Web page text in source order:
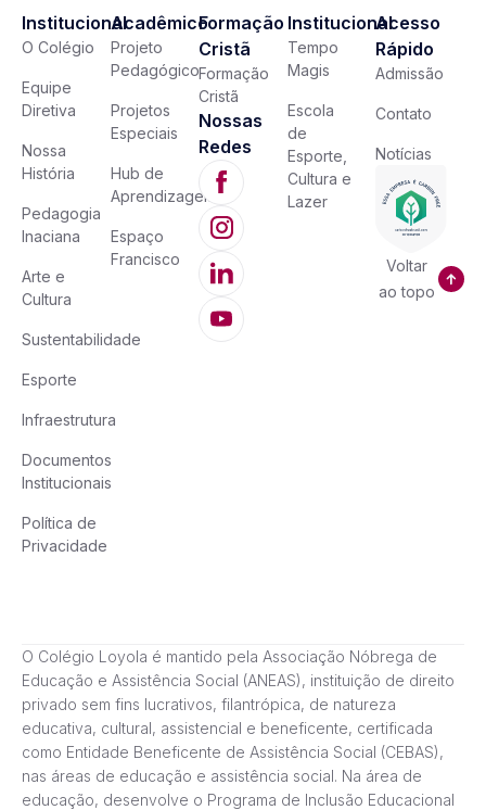
Institucional
O Colégio
Equipe
Diretiva
Nossa
História
Pedagogia
Inaciana
Arte e
Cultura
Sustentabilidade
Esporte
Infraestrutura
Documentos
Institucionais
Política de
Privacidade
Acadêmico
Projeto
Pedagógico
Projetos
Especiais
Hub de
Aprendizagem
Espaço
Francisco
Formação
Cristã
Formação
Cristã
Nossas
Redes
Institucional
Tempo
Magis
Escola
de
Esporte,
Cultura e
Lazer
Acesso
Rápido
Admissão
Contato
Notícias
Voltar
ao topo
O Colégio Loyola é mantido pela Associação Nóbrega de
Educação e Assistência Social (ANEAS), instituição de direito
privado sem fins lucrativos, filantrópica, de natureza
educativa, cultural, assistencial e beneficente, certificada
como Entidade Beneficente de Assistência Social (CEBAS),
nas áreas de educação e assistência social. Na área de
educação, desenvolve o Programa de Inclusão Educacional